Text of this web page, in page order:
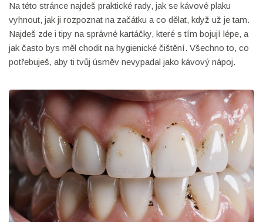
Na této stránce najdeš praktické rady, jak se kávové plaku
vyhnout, jak ji rozpoznat na začátku a co dělat, když už je tam.
Najdeš zde i tipy na správné kartáčky, které s tím bojují lépe, a
jak často bys měl chodit na hygienické čištění. Všechno to, co
potřebuješ, aby ti tvůj úsměv nevypadal jako kávový nápoj.